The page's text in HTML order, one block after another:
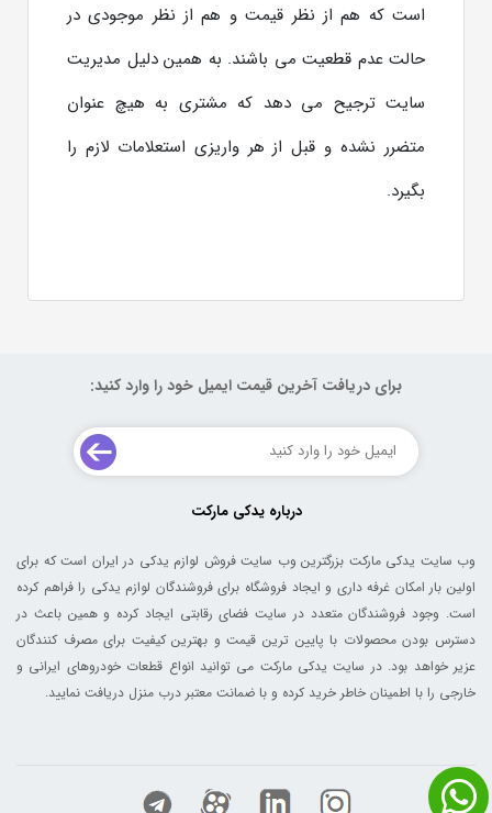
است که هم از نظر قیمت و هم از نظر موجودی در
حالت عدم قطعیت می باشند. به همین دلیل مدیریت
سایت ترجیح می دهد که مشتری به هیچ عنوان
متضرر نشده و قبل از هر واریزی استعلامات لازم را
بگیرد.
برای دریافت آخرین قیمت ایمیل خود را وارد کنید:
درباره یدکی مارکت
وب سایت یدکی مارکت بزرگترین وب سایت فروش لوازم یدکی در ایران است که برای
اولین بار امکان غرفه داری و ایجاد فروشگاه برای فروشندگان لوازم یدکی را فراهم کرده
است. وجود فروشندگان متعدد در سایت فضای رقابتی ایجاد کرده و همین باعث در
دسترس بودن محصولات با پایین ترین قیمت و بهترین کیفیت برای مصرف کنندگان
عزیر خواهد بود. در سایت یدکی مارکت می توانید انواع قطعات خودروهای ایرانی و
خارجی را با اطمینان خاطر خرید کرده و با ضمانت معتبر درب منزل دریافت نمایید.